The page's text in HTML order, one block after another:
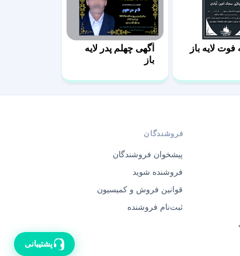
فوت لایه باز
آگهی چهلم پدر لایه
باز
فروشندگان
پیشخوان فروشندگان
فروشنده شوید
قوانین فروش و کمیسیون
ثبت‌نام فروشنده
پشتیبانی